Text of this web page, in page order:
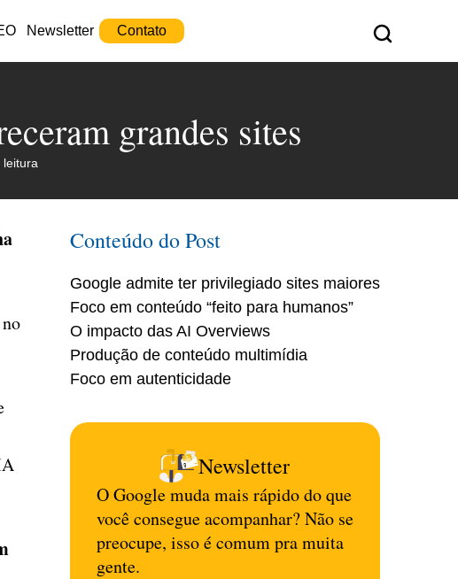
Newsletter Contato
grandes sites
leitura
Conteúdo do Post
Google admite ter privilegiado sites maiores
Foco em conteúdo “feito para humanos”
O impacto das AI Overviews
Produção de conteúdo multimídia
Foco em autenticidade
Newsletter
O Google muda mais rápido do que
você consegue acompanhar? Não se
preocupe, isso é comum pra muita
gente.